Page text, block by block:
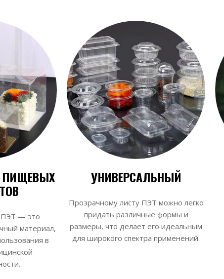
ПИЩЕВЫХ
ПЭТ — это
материал,
в
УНИВЕРСАЛЬНЫЙ
Прозрачному листу ПЭТ можно легко
придать различные формы и
размеры, что делает его идеальным
для широкого спектра применений.